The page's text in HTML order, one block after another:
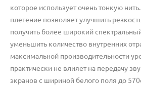
которое использует очень тонкую
плетение позволяет улучшить
получить более широкий
уменьшить количество внутренних
максимальной производительности
практически не влияет на передачу
экранов с шириной белого поля до